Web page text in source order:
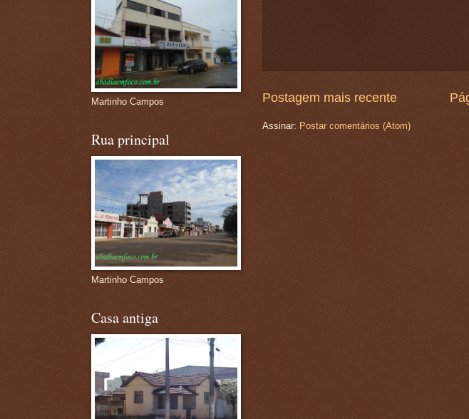
Postagem mais recente
Assinar: Postar comentários (Atom)
Martinho Campos
Rua principal
Martinho Campos
Casa antiga